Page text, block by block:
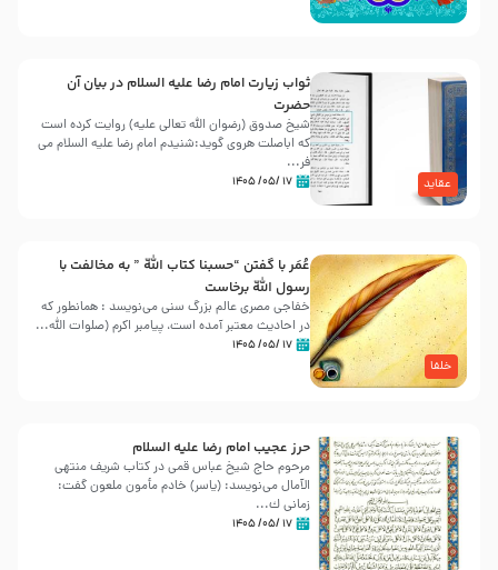
عقاید
ثواب زیارت امام رضا علیه السلام در بیان آن
حضرت
شیخ صدوق (رضوان الله تعالی علیه) روایت کرده است
که اباصلت هروی گوید:شنیدم امام رضا علیه السلام می
فر...
۱۷ /۰۵/ ۱۴۰۵
خلفا
عُمَر با گفتن “حسبنا كتاب اللّه ” به مخالفت با
رسول اللّه برخاست
خفاجی مصری عالم بزرگ سنی می‌نویسد : همانطور که
در احادیث معتبر آمده است، پیامبر اکرم (صلوات اللّه...
۱۷ /۰۵/ ۱۴۰۵
حرز عجیب امام رضا علیه السلام
مرحوم حاج شیخ عباس قمی در کتاب شریف منتهی
الآمال می‌نویسد: (ياسر) خادم مأمون ملعون گفت:
زمانى ك...
۱۷ /۰۵/ ۱۴۰۵